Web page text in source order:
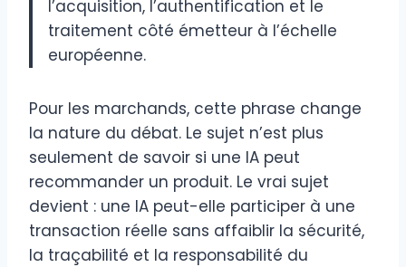
l’acquisition, l’authentification et le
traitement côté émetteur à l’échelle
européenne.
Pour les marchands, cette phrase change
la nature du débat. Le sujet n’est plus
seulement de savoir si une IA peut
recommander un produit. Le vrai sujet
devient : une IA peut-elle participer à une
transaction réelle sans affaiblir la sécurité,
la traçabilité et la responsabilité du